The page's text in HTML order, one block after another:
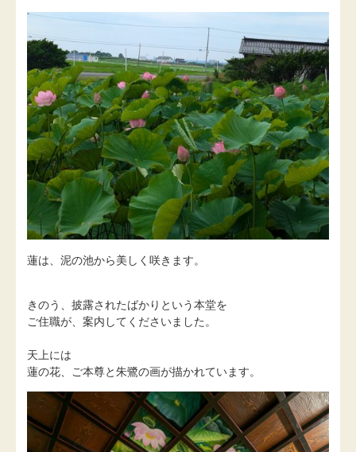
蓮は、泥の池から美しく咲きます。
きのう、披露されたばかりという本堂を
ご住職が、案内してくださいました。
天上には
蓮の花、ご本尊と朱鷺の画が描かれています。